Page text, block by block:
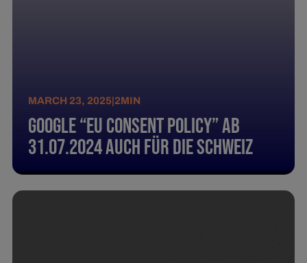
MARCH 23, 2025 2MIN
Google “EU Consent Policy” ab
31.07.2024 auch für die Schweiz